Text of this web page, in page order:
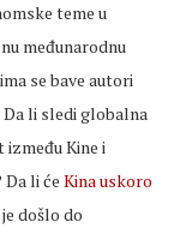
teme u
međunarodnu
se bave autori
li sledi globalna
Kine i
li će Kina uskoro
došlo do